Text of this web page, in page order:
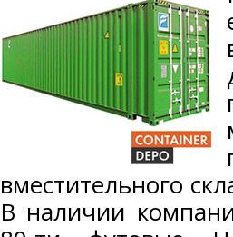
вместительного
В наличии